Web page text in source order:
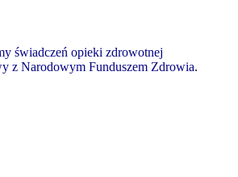
świadczeń opieki zdrowotnej
z Narodowym Funduszem Zdrowia.